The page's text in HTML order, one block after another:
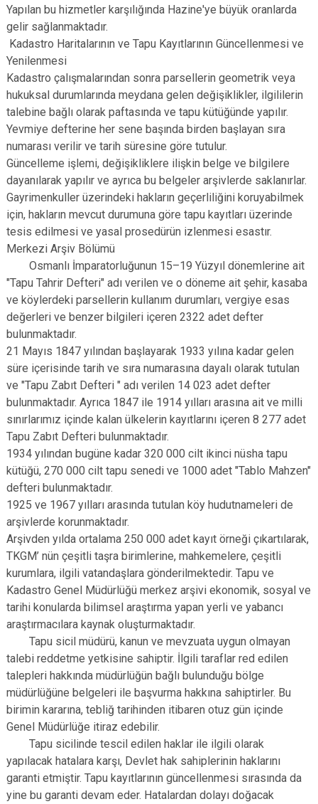
Yapılan bu hizmetler karşılığında Hazine'ye büyük oranlarda
gelir sağlanmaktadır.
Kadastro Haritalarının ve Tapu Kayıtlarının Güncellenmesi ve
Yenilenmesi
Kadastro çalışmalarından sonra parsellerin geometrik veya
hukuksal durumlarında meydana gelen değişiklikler, ilgililerin
talebine bağlı olarak paftasında ve tapu kütüğünde yapılır.
Yevmiye defterine her sene başında birden başlayan sıra
numarası verilir ve tarih süresine göre tutulur.
Güncelleme işlemi, değişikliklere ilişkin belge ve bilgilere
dayanılarak yapılır ve ayrıca bu belgeler arşivlerde saklanırlar.
Gayrimenkuller üzerindeki hakların geçerliliğini koruyabilmek
için, hakların mevcut durumuna göre tapu kayıtları üzerinde
tesis edilmesi ve yasal prosedürün izlenmesi esastır.
Merkezi Arşiv Bölümü
Osmanlı İmparatorluğunun 15–19 Yüzyıl dönemlerine ait
"Tapu Tahrir Defteri" adı verilen ve o döneme ait şehir, kasaba
ve köylerdeki parsellerin kullanım durumları, vergiye esas
değerleri ve benzer bilgileri içeren 2322 adet defter
bulunmaktadır.
21 Mayıs 1847 yılından başlayarak 1933 yılına kadar gelen
süre içerisinde tarih ve sıra numarasına dayalı olarak tutulan
ve "Tapu Zabıt Defteri " adı verilen 14 023 adet defter
bulunmaktadır. Ayrıca 1847 ile 1914 yılları arasına ait ve milli
sınırlarımız içinde kalan ülkelerin kayıtlarını içeren 8 277 adet
Tapu Zabıt Defteri bulunmaktadır.
1934 yılından bugüne kadar 320 000 cilt ikinci nüsha tapu
kütüğü, 270 000 cilt tapu senedi ve 1000 adet "Tablo Mahzen"
defteri bulunmaktadır.
1925 ve 1967 yılları arasında tutulan köy hudutnameleri de
arşivlerde korunmaktadır.
Arşivden yılda ortalama 250 000 adet kayıt örneği çıkartılarak,
TKGM’ nün çeşitli taşra birimlerine, mahkemelere, çeşitli
kurumlara, ilgili vatandaşlara gönderilmektedir. Tapu ve
Kadastro Genel Müdürlüğü merkez arşivi ekonomik, sosyal ve
tarihi konularda bilimsel araştırma yapan yerli ve yabancı
araştırmacılara kaynak oluşturmaktadır.
Tapu sicil müdürü, kanun ve mevzuata uygun olmayan
talebi reddetme yetkisine sahiptir. İlgili taraflar red edilen
talepleri hakkında müdürlüğün bağlı bulunduğu bölge
müdürlüğüne belgeleri ile başvurma hakkına sahiptirler. Bu
birimin kararına, tebliğ tarihinden itibaren otuz gün içinde
Genel Müdürlüğe itiraz edebilir.
Tapu sicilinde tescil edilen haklar ile ilgili olarak
yapılacak hatalara karşı, Devlet hak sahiplerinin haklarını
garanti etmiştir. Tapu kayıtlarının güncellenmesi sırasında da
yine bu garanti devam eder. Hatalardan dolayı doğacak